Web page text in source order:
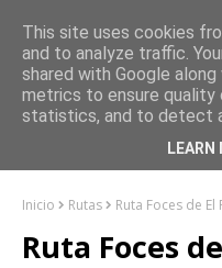
Inicio Rutas Ruta Foces de
Ruta Foces
This site uses cookies
and to analyze traffic.
shared with Google
metrics to ensure quality
statistics, and to detect
LEARN